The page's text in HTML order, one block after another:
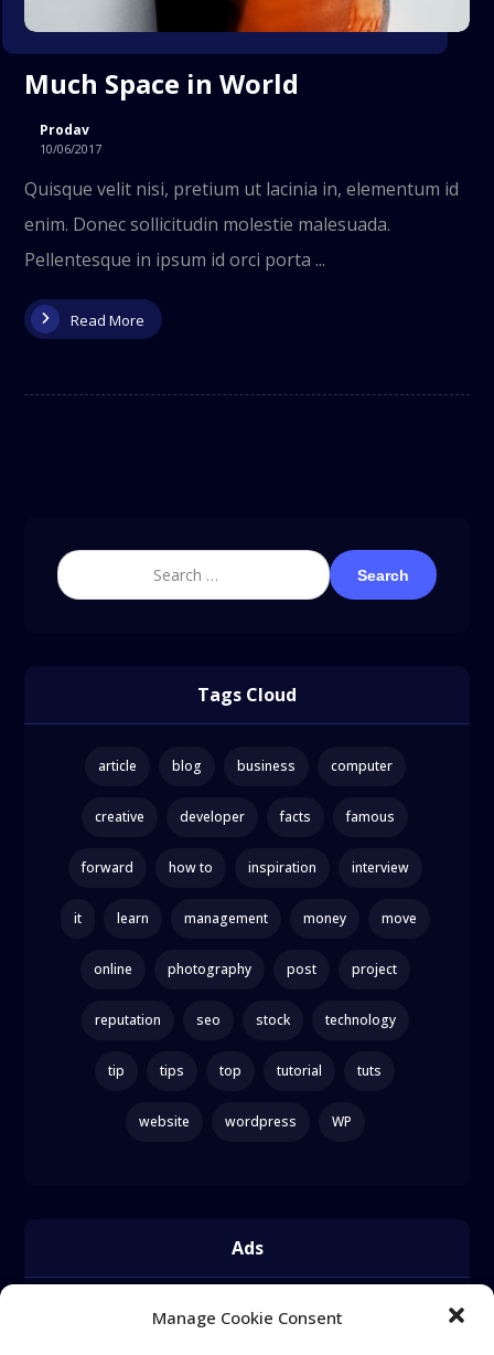
Manage Cookie Consent
Much Space in World
Prodav
10/06/2017
Quisque velit nisi, pretium ut lacinia in, elementum id
enim. Donec sollicitudin molestie malesuada.
Pellentesque in ipsum id orci porta ...
Read More
Search
Tags Cloud
article blog business computer
creative developer facts famous
forward how to inspiration interview
it learn management money move
online photography post project
reputation seo stock technology
tip tips top tutorial tuts
website wordpress WP
Ads